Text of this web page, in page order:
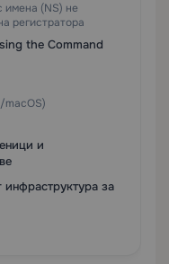
имена (NS) не
регистратора
the Command
macOS)
и
инфраструктура за